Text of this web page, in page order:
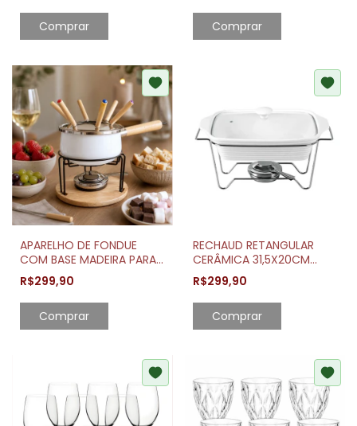
APARELHO DE FONDUE
COM BASE MADEIRA PARA
MESA POSTA
R$299,90
RECHAUD RETANGULAR
CERÂMICA 31,5X20CM
COM TAMPA VIDRO
R$299,90